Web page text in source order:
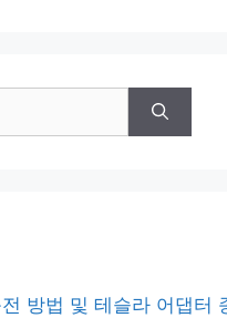
방법 및 테슬라 어댑터